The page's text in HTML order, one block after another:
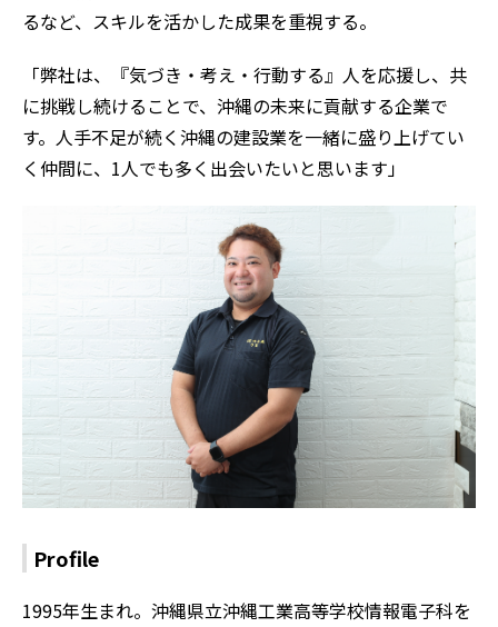
るなど、スキルを活かした成果を重視する。
「弊社は、『気づき・考え・行動する』人を応援し、共
に挑戦し続けることで、沖縄の未来に貢献する企業で
す。人手不足が続く沖縄の建設業を一緒に盛り上げてい
く仲間に、1人でも多く出会いたいと思います」
Profile
1995年生まれ。沖縄県立沖縄工業高等学校情報電子科を